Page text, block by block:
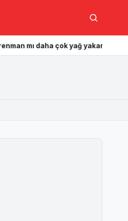
Ara
çok yağ yakar? Hangisi daha etkili?